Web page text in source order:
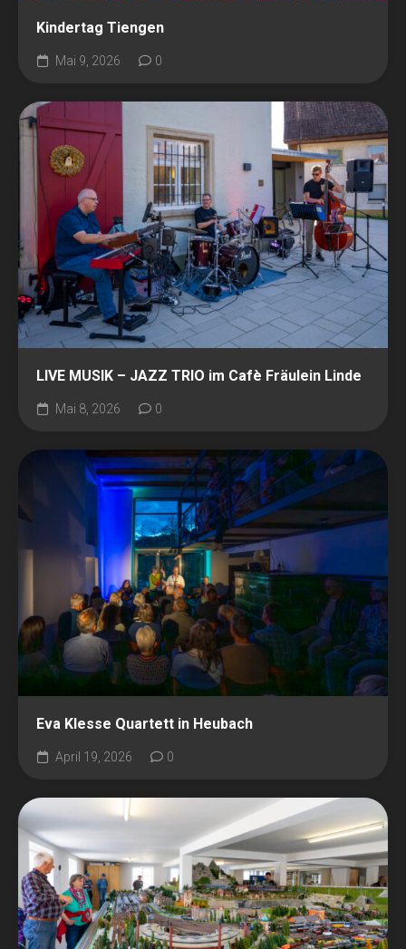
Kindertag Tiengen
Mai 9, 2026 0
LIVE MUSIK – JAZZ TRIO im Cafè Fräulein Linde
Mai 8, 2026 0
Eva Klesse Quartett in Heubach
April 19, 2026 0